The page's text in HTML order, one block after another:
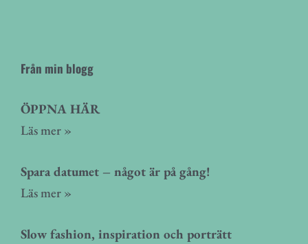
Från min blogg
ÖPPNA HÄR
Läs mer »
Spara datumet – något är på gång!
Läs mer »
Slow fashion, inspiration och porträtt